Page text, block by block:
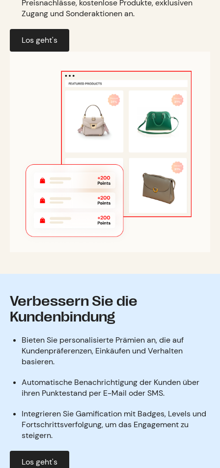
Preisnachlässe, kostenlose Produkte, exklusiven
Zugang und Sonderaktionen an.
Los geht's
Verbessern Sie die
Kundenbindung
Bieten Sie personalisierte Prämien an, die auf
Kundenpräferenzen, Einkäufen und Verhalten
basieren.
Automatische Benachrichtigung der Kunden über
ihren Punktestand per E-Mail oder SMS.
Integrieren Sie Gamification mit Badges, Levels und
Fortschrittsverfolgung, um das Engagement zu
steigern.
Los geht's